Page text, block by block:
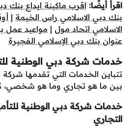
اقرأ أيضًا: اقرب ماكينة ايداع بنك
بنك دبي الاسلامي راس الخيمة |
الاسلامي اتحاد مول | مواعيد عمل
عنوان بنك دبي الإسلامي الفجيرة
خدمات شركة دبي الوطنية
تتباين الخدمات التي تقدمها شركة
بين ما هو تجاري وما هو شخصي،
خدمات شركة دبي الوطنية
التجاري